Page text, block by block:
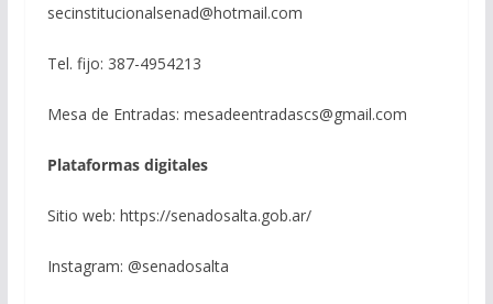
secinstitucionalsenad@hotmail.com
Tel. fijo: 387-4954213
Mesa de Entradas: mesadeentradascs@gmail.com
Plataformas digitales
Sitio web: https://senadosalta.gob.ar/
Instagram: @senadosalta